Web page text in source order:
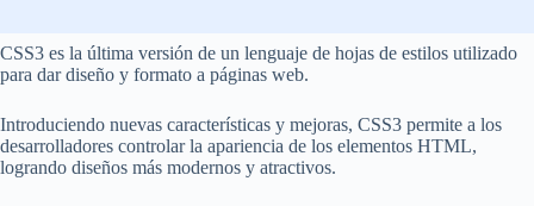
CSS3 es la última versión de un lenguaje de hojas de estilos utilizado
para dar diseño y formato a páginas web.
Introduciendo nuevas características y mejoras, CSS3 permite a los
desarrolladores controlar la apariencia de los elementos HTML,
logrando diseños más modernos y atractivos.